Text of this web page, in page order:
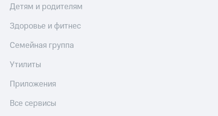
Детям и родителям
Здоровье и фитнес
Семейная группа
Утилиты
Приложения
Все сервисы